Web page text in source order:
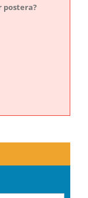
postera?